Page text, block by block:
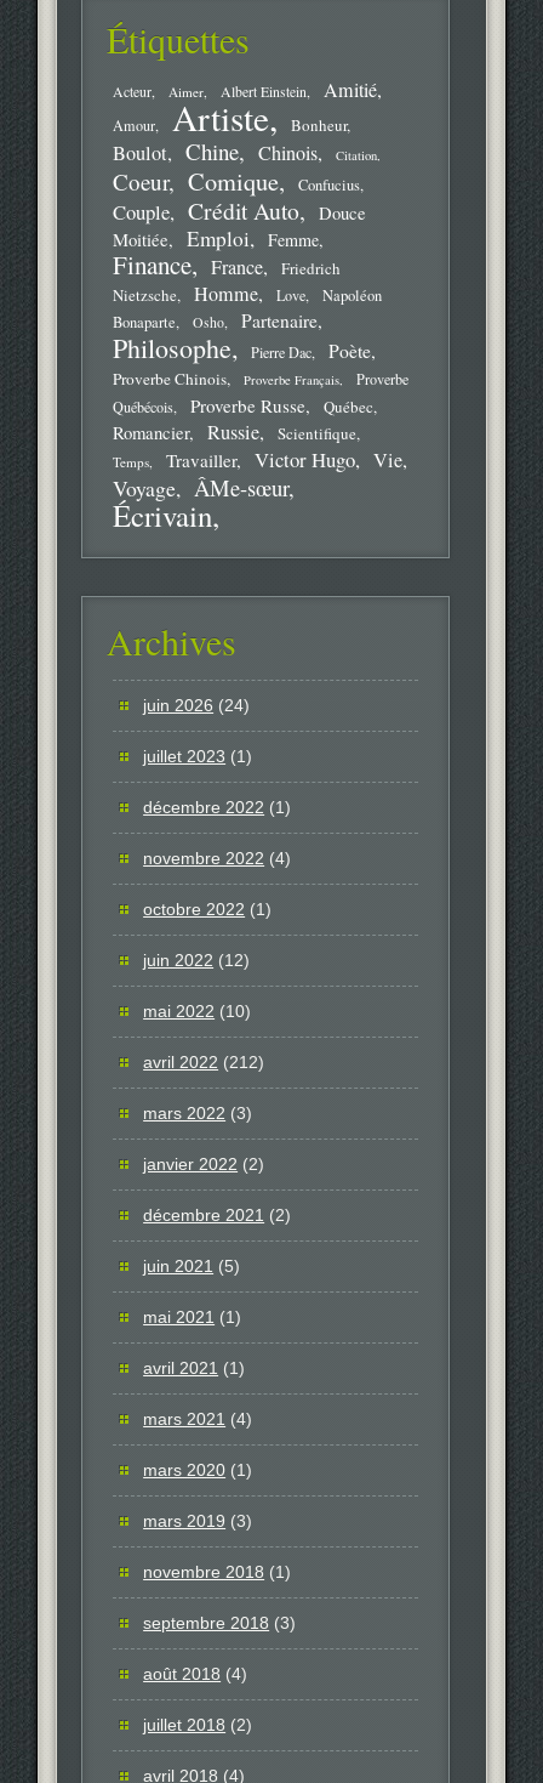
Étiquettes
Acteur Aimer Albert Einstein Amitié
Amour Artiste Bonheur
Boulot Chine Chinois Citation
Coeur Comique Confucius
Couple Crédit Auto
Douce
Moitiée
Emploi Femme
Finance France
Friedrich
Nietzsche
Homme Love
Napoléon
Bonaparte
Osho Partenaire
Philosophe Pierre Dac Poète
Proverbe Chinois Proverbe Français
Proverbe
Québécois
Proverbe Russe Québec
Romancier Russie Scientifique
Temps Travailler Victor Hugo Vie
Voyage ÂMe-sœur
Écrivain
Archives
juin 2026 (24)
juillet 2023 (1)
décembre 2022 (1)
novembre 2022 (4)
octobre 2022 (1)
juin 2022 (12)
mai 2022 (10)
avril 2022 (212)
mars 2022 (3)
janvier 2022 (2)
décembre 2021 (2)
juin 2021 (5)
mai 2021 (1)
avril 2021 (1)
mars 2021 (4)
mars 2020 (1)
mars 2019 (3)
novembre 2018 (1)
septembre 2018 (3)
août 2018 (4)
juillet 2018 (2)
avril 2018 (4)